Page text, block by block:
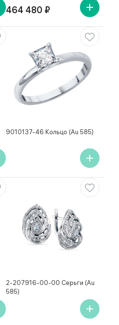
464 480 ₽
9010137-46 Кольцо (Au 585)
2-207916-00-00 Серьги (Au
585)